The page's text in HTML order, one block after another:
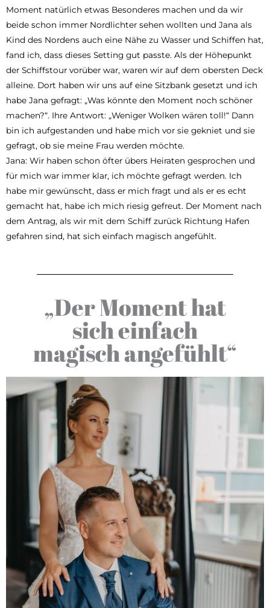
Moment natürlich etwas Besonderes machen und da wir
beide schon immer Nordlichter sehen wollten und Jana als
Kind des Nordens auch eine Nähe zu Wasser und Schiffen hat,
fand ich, dass dieses Setting gut passte. Als der Höhepunkt
der Schiffstour vorüber war, waren wir auf dem obersten Deck
alleine. Dort haben wir uns auf eine Sitzbank gesetzt und ich
habe Jana gefragt: „Was könnte den Moment noch schöner
machen?“. Ihre Antwort: „Weniger Wolken wären toll!“ Dann
bin ich aufgestanden und habe mich vor sie gekniet und sie
gefragt, ob sie meine Frau werden möchte.
Jana: Wir haben schon öfter übers Heiraten gesprochen und
für mich war immer klar, ich möchte gefragt werden. Ich
habe mir gewünscht, dass er mich fragt und als er es echt
gemacht hat, habe ich mich riesig gefreut. Der Moment nach
dem Antrag, als wir mit dem Schiff zurück Richtung Hafen
gefahren sind, hat sich einfach magisch angefühlt.
„Der Moment hat
sich einfach
magisch angefühlt“